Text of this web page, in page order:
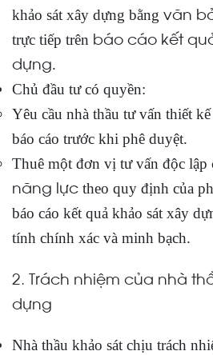
khảo sát xây dựng bằng văn
trực tiếp trên báo cáo kết
dựng.
Chủ đầu tư có quyền:
Yêu cầu nhà thầu tư vấn thiết
báo cáo trước khi phê duyệt.
Thuê một đơn vị tư vấn độc lập
năng lực theo quy định của
báo cáo kết quả khảo sát xây
tính chính xác và minh bạch.
2. Trách nhiệm của nhà
dựng
Nhà thầu khảo sát chịu trách